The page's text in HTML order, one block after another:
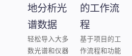
地分析光
谱数据
轻松导入大多
数光谱和仪器
的工作流
程
基于项目的工
作流程和功能